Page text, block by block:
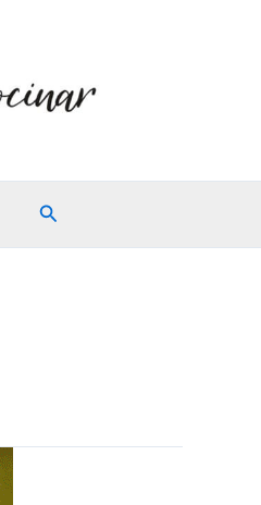
Buscar